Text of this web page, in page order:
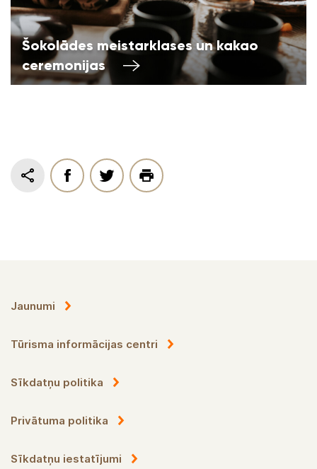
Šokolādes meistarklases un kakao
ceremonijas
Jaunumi
Tūrisma informācijas centri
Sīkdatņu politika
Privātuma politika
Sīkdatņu iestatījumi